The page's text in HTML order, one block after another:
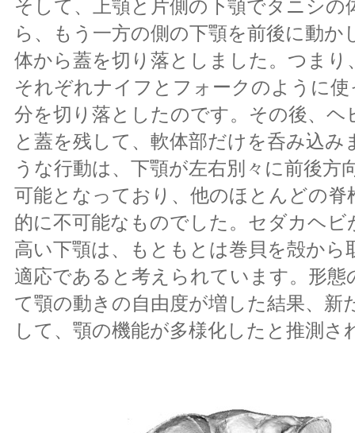
そして、上顎と片側の下顎でタニシの
ら、もう一方の側の下顎を前後に動か
体から蓋を切り落としました。つまり
それぞれナイフとフォークのように使
分を切り落としたのです。その後、ヘ
と蓋を残して、軟体部だけを呑み込み
うな行動は、下顎が左右別々に前後方
可能となっており、他のほとんどの脊
的に不可能なものでした。セダカヘビ
高い下顎は、もともとは巻貝を殻から
適応であると考えられています。形態
て顎の動きの自由度が増した結果、新
して、顎の機能が多様化したと推測さ